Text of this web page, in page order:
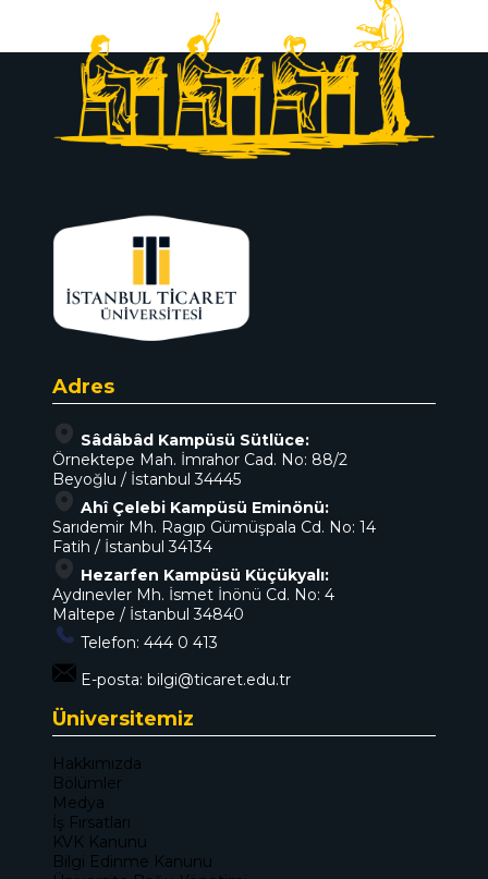
Adres
Sâdâbâd Kampüsü Sütlüce:
Örnektepe Mah. İmrahor Cad. No: 88/2
Beyoğlu / İstanbul 34445
Ahî Çelebi Kampüsü Eminönü:
Sarıdemir Mh. Ragıp Gümüşpala Cd. No: 14
Fatih / İstanbul 34134
Hezarfen Kampüsü Küçükyalı:
Aydınevler Mh. İsmet İnönü Cd. No: 4
Maltepe / İstanbul 34840
Telefon: 444 0 413
E-posta: bilgi@ticaret.edu.tr
Üniversitemiz
Hakkımızda
Bölümler
Medya
İş Fırsatları
KVK Kanunu
Bilgi Edinme Kanunu